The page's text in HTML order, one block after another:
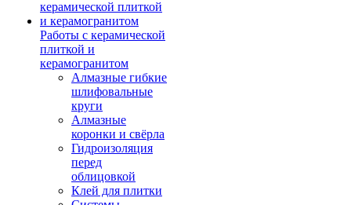
Работы с керамической
плиткой и
керамогранитом
Алмазные гибкие
шлифовальные
круги
Алмазные
коронки и свёрла
Гидроизоляция
перед
облицовкой
Клей для плитки